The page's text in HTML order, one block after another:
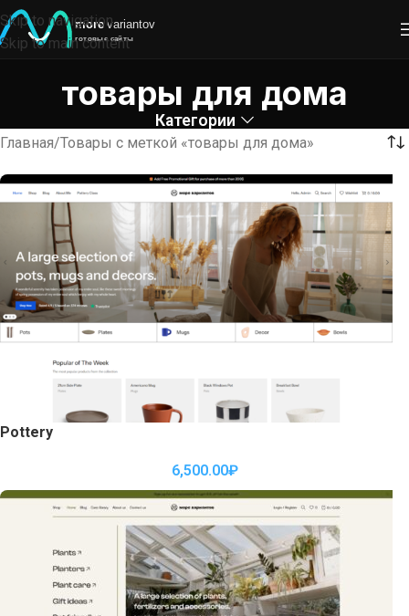
Skip to navigation
Skip to main content
товары для дома
Категории
Главная Товары с меткой «товары для дома»
Pottery
6,500.00₽